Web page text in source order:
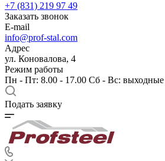
+7 (831) 219 97 49
Заказать звонок
E-mail
info@prof-stal.com
Адрес
ул. Коновалова, 4
Режим работы
Пн - Пт: 8.00 - 17.00 Сб - Вс: выходные
Подать заявку